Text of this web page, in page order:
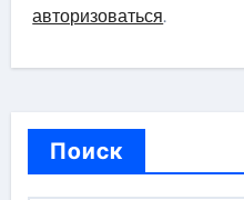
авторизоваться.
Поиск